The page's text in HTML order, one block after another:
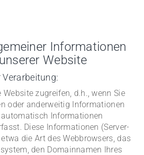
Informationen
Website
Website zugreifen, d.h., wenn Sie
oder anderweitig Informationen
Informationen
Diese Informationen (Server-
die Art des Webbrowsers, das
den Domainnamen Ihres